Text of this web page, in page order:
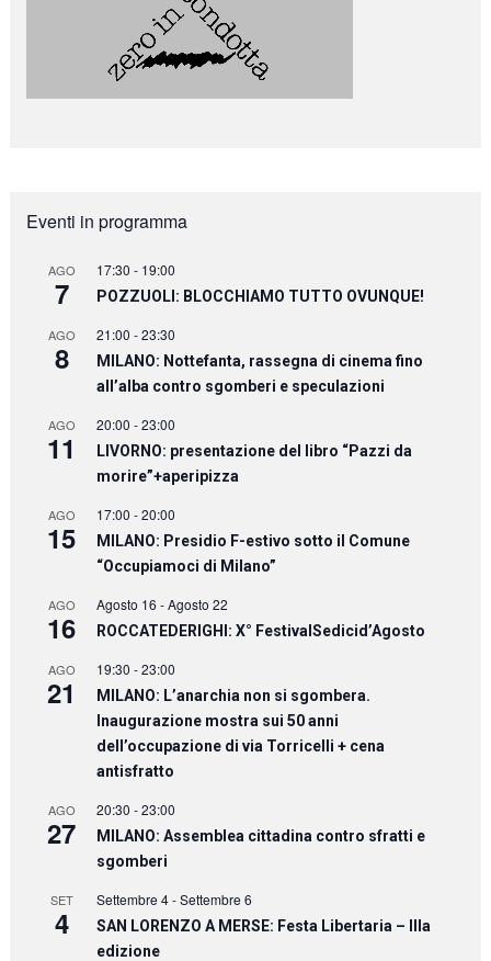
Eventi in programma
AGO
7
17:30 - 19:00
POZZUOLI: BLOCCHIAMO TUTTO OVUNQUE!
AGO
8
21:00 -23:30
MILANO: Nottefanta, rassegna di cinema fino
all’alba contro sgomberi e speculazioni
AGO
11
20:00 -23:00
LIVORNO: presentazione del libro “Pazzi da
morire”+aperipizza
AGO
15
17:00 -20:00
MILANO: Presidio F-estivo sotto il Comune
“Occupiamoci di Milano”
AGO
16
Agosto 16 -Agosto 22
ROCCATEDERIGHI: X° FestivalSedicid’Agosto
AGO
21
19:30 -23:00
MILANO: L’anarchia non si sgombera.
Inaugurazione mostra sui 50 anni
dell’occupazione di via Torricelli + cena
antisfratto
AGO
27
20:30 -23:00
MILANO: Assemblea cittadina contro sfratti e
sgomberi
SET
4
Settembre 4-Settembre 6
SAN LORENZO A MERSE: Festa Libertaria – IIIa
edizione